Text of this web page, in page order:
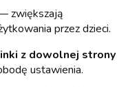
zwiększają
przez dzieci.
z dowolnej strony
ustawienia.